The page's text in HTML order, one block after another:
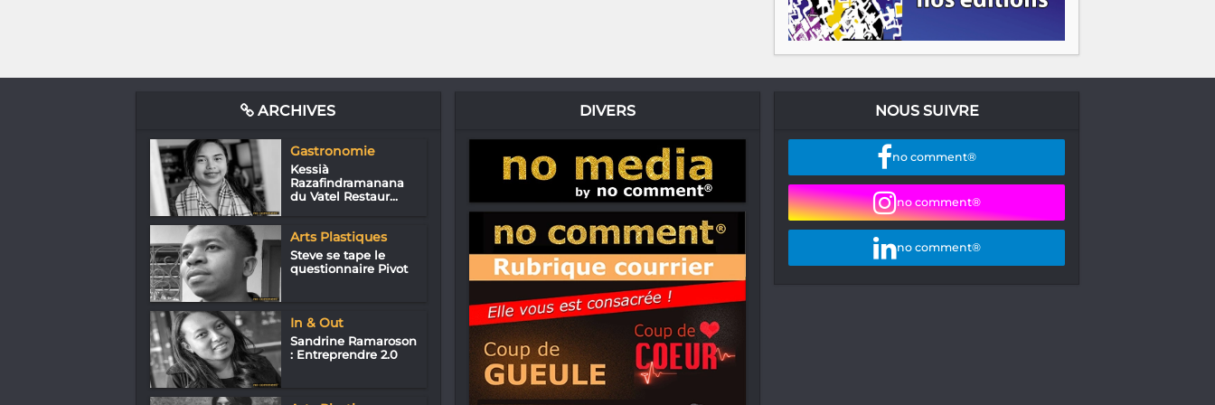
ARCHIVES
Gastronomie
Kessià
Razafindramanana
du Vatel Restaur...
Arts Plastiques
Steve se tape le
questionnaire Pivot
In & Out
Sandrine Ramaroson
: Entreprendre 2.0
DIVERS NOUS SUIVRE
no comment®
no comment®
no comment®